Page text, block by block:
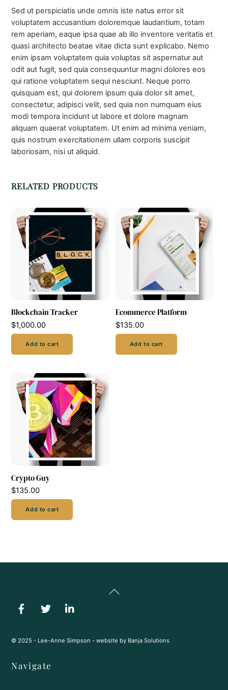
Sed ut perspiciatis unde omnis iste natus error sit
voluptatem accusantium doloremque laudantium, totam
rem aperiam, eaque ipsa quae ab illo inventore veritatis et
quasi architecto beatae vitae dicta sunt explicabo. Nemo
enim ipsam voluptatem quia voluptas sit aspernatur aut
odit aut fugit, sed quia consequuntur magni dolores eos
qui ratione voluptatem sequi nesciunt. Neque porro
quisquam est, qui dolorem ipsum quia dolor sit amet,
consectetur, adipisci velit, sed quia non numquam eius
modi tempora incidunt ut labore et dolore magnam
aliquam quaerat voluptatem. Ut enim ad minima veniam,
quis nostrum exercitationem ullam corporis suscipit
laboriosam, nisi ut aliquid.
RELATED PRODUCTS
Blockchain Tracker
$1,000.00
Add to cart
Ecommerce Platform
$135.00
Add to cart
Crypto Guy
$135.00
Add to cart
Back
© 2025 - Lee-Anne Simpson - website by Banja Solutions
Navigate